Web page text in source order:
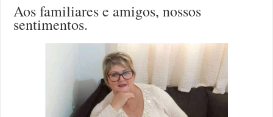
Aos familiares e amigos, nossos
sentimentos.